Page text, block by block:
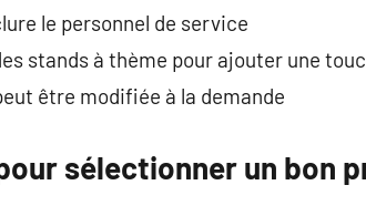
le personnel de service
stands à thème pour ajouter une
être modifiée à la demande
sélectionner un bon